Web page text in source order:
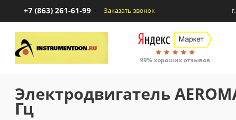
+7 (863) 261-61-99 Заказать звонок
99% хороших отзывов
Электродвигатель
Гц